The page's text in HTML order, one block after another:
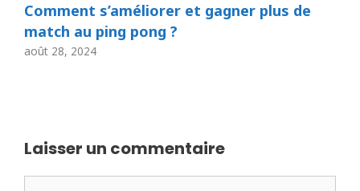
Comment s’améliorer et gagner plus de
match au ping pong ?
août 28, 2024
Laisser un commentaire